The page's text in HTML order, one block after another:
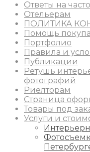
Ответы на
Отельерам
ПОЛИТИКА
Помощь
Портфолио
Правила и
Публикации
Ретушь
фотографий
Риелторам
Страница
Товары под
Услуги и